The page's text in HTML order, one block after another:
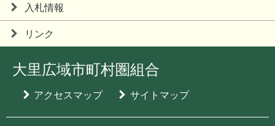
入札情報
リンク
大里広域市町村圏組合
アクセスマップ サイトマップ